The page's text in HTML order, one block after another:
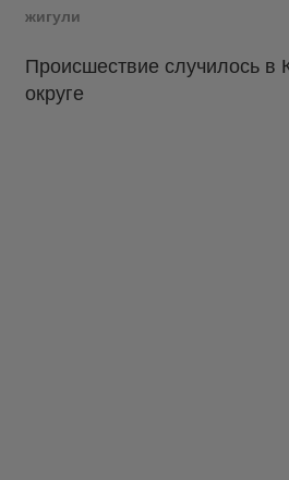
жигули
Происшествие случилось в
округе